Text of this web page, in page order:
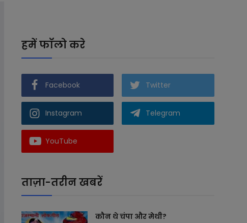
हमें फॉलो करे
Facebook Twitter
Instagram Telegram
YouTube
ताज़ा-तरीन खबरें
कौन थे चंपा और मेथी?